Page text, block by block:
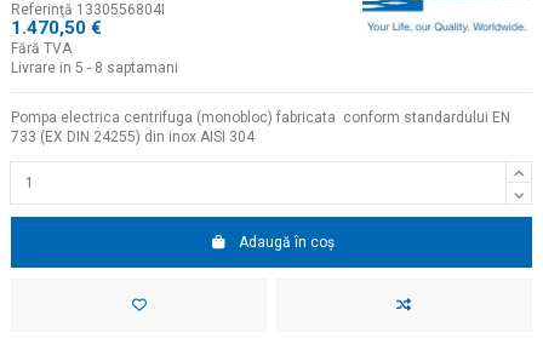
Referinţă 1330556804I
1.470,50 €
Fără TVA
Livrare in 5 - 8 saptamani
Pompa electrica centrifuga (monobloc) fabricata conform standardului EN
733 (EX DIN 24255) din inox AISI 304
Adaugă în coș